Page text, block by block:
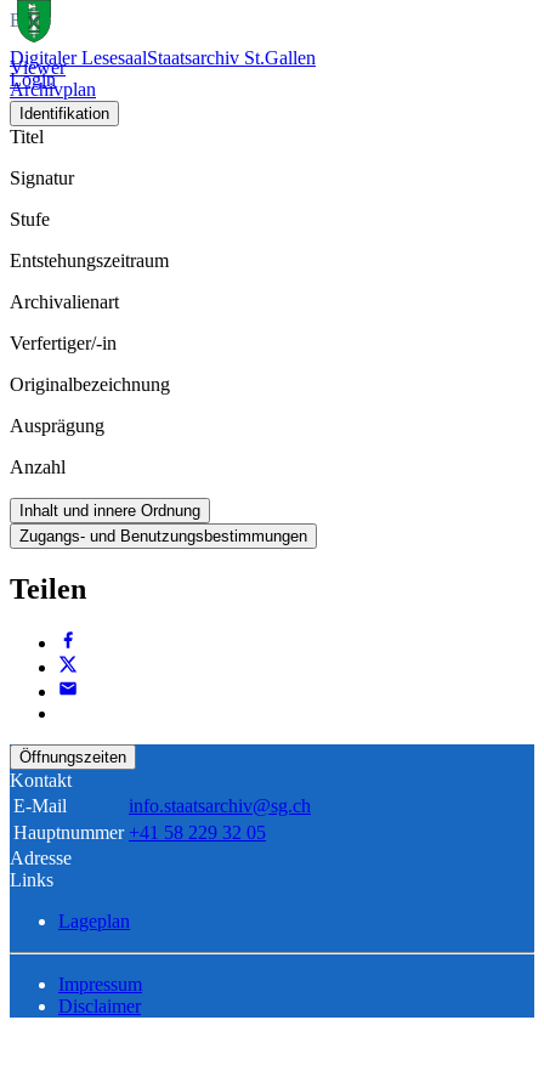
Digitaler LesesaalStaatsarchiv St.Gallen
Login
Bild
Viewer
Archivplan
Identifikation
Titel
Signatur
Stufe
Entstehungszeitraum
Archivalienart
Verfertiger/-in
Originalbezeichnung
Ausprägung
Anzahl
Inhalt und innere Ordnung
Zugangs- und Benutzungsbestimmungen
Teilen
Öffnungszeiten
Kontakt
E-Mail
info.staatsarchiv@sg.ch
Hauptnummer +41 58 229 32 05
Adresse
Links
Lageplan
Impressum
Disclaimer